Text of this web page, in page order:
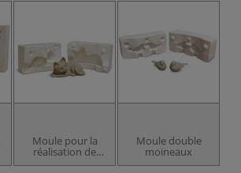
Moule pour la
réalisation de
chats
Moule double
moineaux